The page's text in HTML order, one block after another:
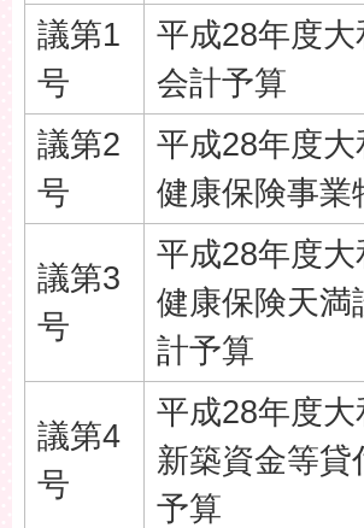
議第1
号
平成28年度
会計予算
議第2
号
平成28年度
健康保険事業
議第3
号
平成28年度
健康保険天満
計予算
議第4
号
平成28年度
新築資金等貸
予算